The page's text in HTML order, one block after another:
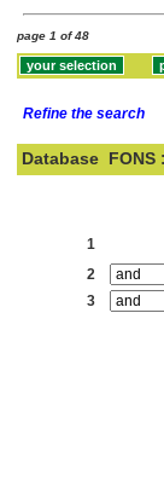
page 1 of 48
Refine the search
Database FONS
1
2
3